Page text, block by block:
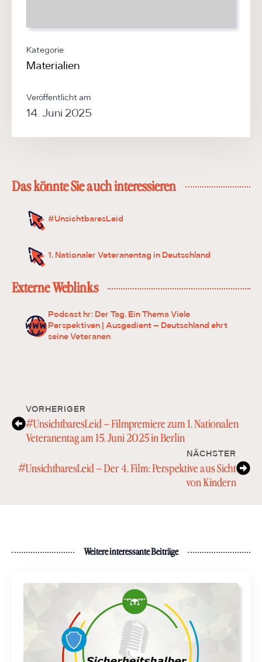
Kategorie
Materialien
Veröffentlicht am
14. Juni 2025
Das könnte Sie auch interessieren
#UnsichtbaresLeid
1. Nationaler Veteranentag in Deutschland
Externe Weblinks
Podcast hr: Der Tag. Ein Thema Viele
Perspektiven | Ausgedient – Deutschland ehrt
seine Veteranen
VORHERIGER
#UnsichtbaresLeid – Filmpremiere zum 1. Nationalen
Veteranentag am 15. Juni 2025 in Berlin
NÄCHSTER
#UnsichtbaresLeid – Der 4. Film: Perspektive aus Sicht
von Kindern
Weitere interessante Beiträge